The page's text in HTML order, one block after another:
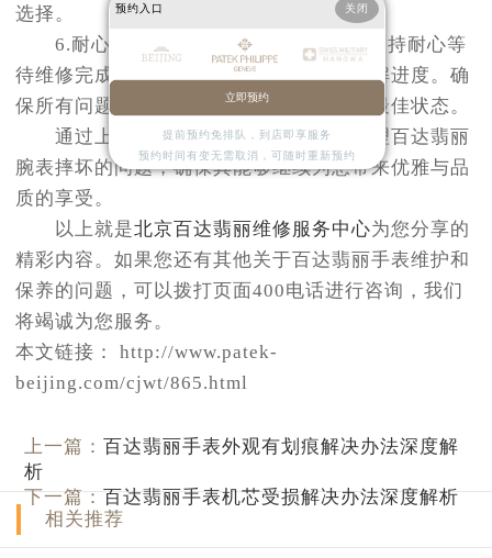
选择。
6.耐心等待并跟踪进度：送修后，请保持耐心等
待维修完成，并定期与维修中心沟通以了解进度。确
保所有问题都得到解决，并且腕表恢复到最佳状态。
通过上述步骤，您可以更加自信地处理百达翡丽
腕表摔坏的问题，确保其能够继续为您带来优雅与品
质的享受。
以上就是北京百达翡丽维修服务中心为您分享的
精彩内容。如果您还有其他关于百达翡丽手表维护和
保养的问题，可以拨打页面400电话进行咨询，我们
将竭诚为您服务。
本文链接： http://www.patek-
beijing.com/cjwt/865.html
上一篇：百达翡丽手表外观有划痕解决办法深度解
析
下一篇：百达翡丽手表机芯受损解决办法深度解析
相关推荐
预约入口 关闭
立即预约
提前预约免排队，到店即享服务
预约时间有变无需取消，可随时重新预约